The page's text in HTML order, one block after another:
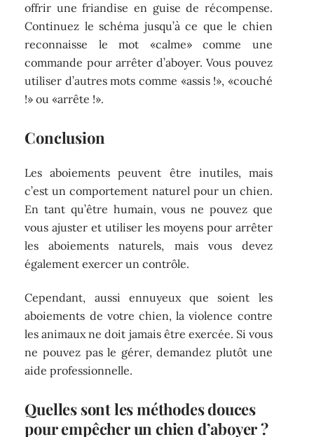
offrir une friandise en guise de récompense.
Continuez le schéma jusqu’à ce que le chien
reconnaisse le mot «calme» comme une
commande pour arrêter d’aboyer. Vous pouvez
utiliser d’autres mots comme «assis !», «couché
!» ou «arrête !».
Conclusion
Les aboiements peuvent être inutiles, mais
c’est un comportement naturel pour un chien.
En tant qu’être humain, vous ne pouvez que
vous ajuster et utiliser les moyens pour arrêter
les aboiements naturels, mais vous devez
également exercer un contrôle.
Cependant, aussi ennuyeux que soient les
aboiements de votre chien, la violence contre
les animaux ne doit jamais être exercée. Si vous
ne pouvez pas le gérer, demandez plutôt une
aide professionnelle.
Quelles sont les méthodes douces
pour empêcher un chien d’aboyer ?